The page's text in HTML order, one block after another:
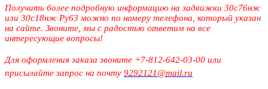
Получить более подробную информацию на задвижки 30с76нж
или 30с18нж Ру63 можно по номеру телефона, который указан
на сайте. Звоните, мы с радостью ответим на все
интересующие вопросы!
Для оформления заказа звоните +7-812-642-03-00 или
присылайте запрос на почту 9292121@mail.ru